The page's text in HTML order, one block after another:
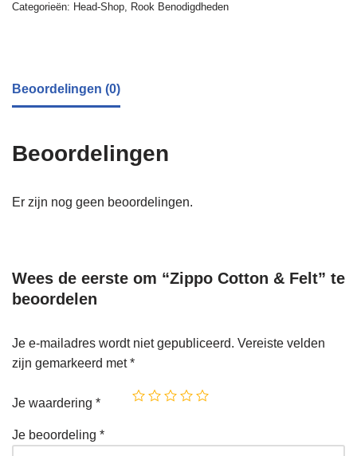
Categorieën: Head-Shop, Rook Benodigdheden
Beoordelingen (0)
Beoordelingen
Er zijn nog geen beoordelingen.
Wees de eerste om “Zippo Cotton & Felt” te
beoordelen
Je e-mailadres wordt niet gepubliceerd. Vereiste velden
zijn gemarkeerd met*
Je waardering *
Je beoordeling *